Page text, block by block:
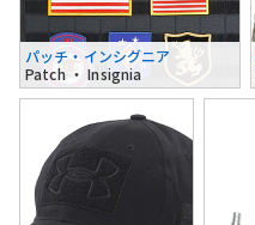
パッチ・インシグニア
Patch ・ Insignia